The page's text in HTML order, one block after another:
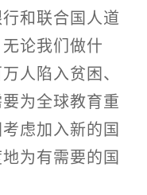
和联合国人道
论我们做什
人陷入贫困、
为全球教育重
虑加入新的国
为有需要的国